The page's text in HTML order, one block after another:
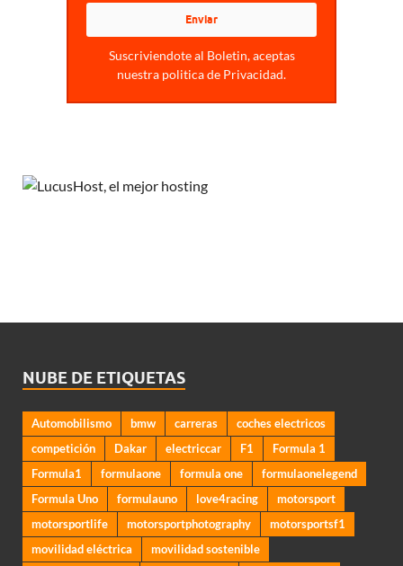
Suscriviendote al Boletin, aceptas
nuestra politica de Privacidad.
NUBE DE ETIQUETAS
Automobilismo bmw carreras
coches electricos
competición
Dakar electriccar F1
Formula 1
Formula1
formulaone formula one
formulaonelegend
Formula Uno
formulauno love4racing
motorsport
motorsportlife
motorsportphotography
motorsportsf1
movilidad eléctrica
movilidad sostenible